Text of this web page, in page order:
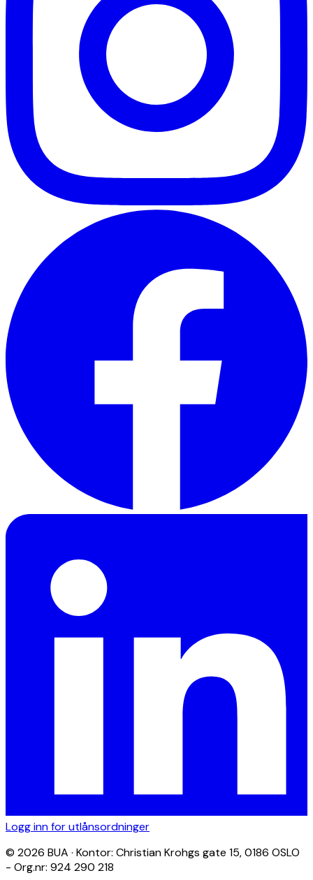
Logg inn for utlånsordninger
© 2026 BUA · Kontor: Christian Krohgs gate 15, 0186 OSLO
- Org.nr: 924 290 218